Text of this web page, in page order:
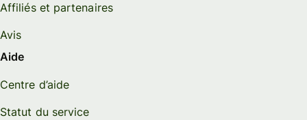
Affiliés et partenaires
Avis
Aide
Centre d’aide
Statut du service